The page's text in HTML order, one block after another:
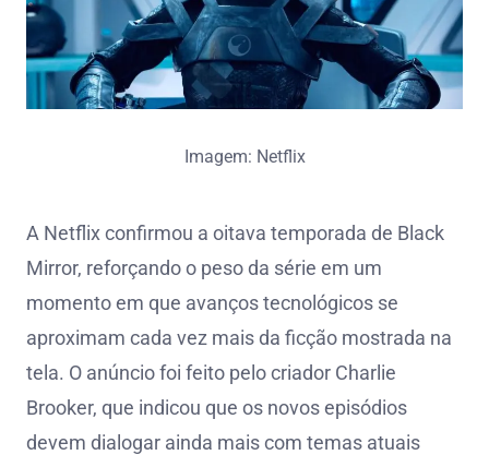
Imagem: Netflix
A Netflix confirmou a oitava temporada de Black
Mirror, reforçando o peso da série em um
momento em que avanços tecnológicos se
aproximam cada vez mais da ficção mostrada na
tela. O anúncio foi feito pelo criador Charlie
Brooker, que indicou que os novos episódios
devem dialogar ainda mais com temas atuais